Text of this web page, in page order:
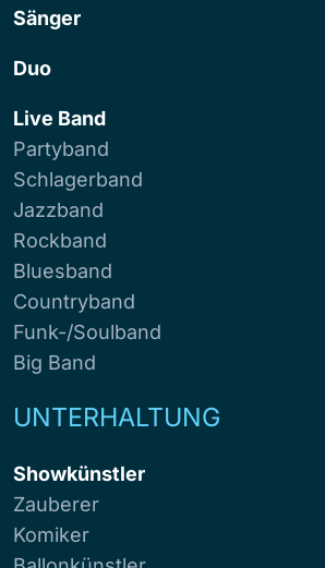
Sänger
Duo
Live Band
Partyband
Schlagerband
Jazzband
Rockband
Bluesband
Countryband
Funk-/Soulband
Big Band
UNTERHALTUNG
Showkünstler
Zauberer
Komiker